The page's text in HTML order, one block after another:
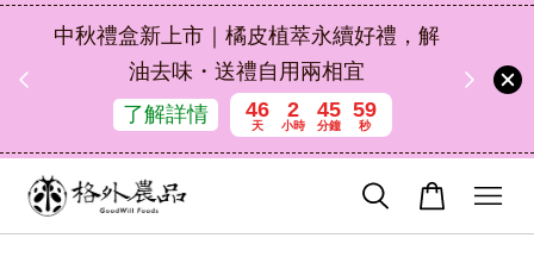
中秋禮盒新上市｜橘皮植萃永續好禮，解
油去味・送禮自用兩相宜
了解詳情
46
天
2
小時
45
分鐘
59
秒